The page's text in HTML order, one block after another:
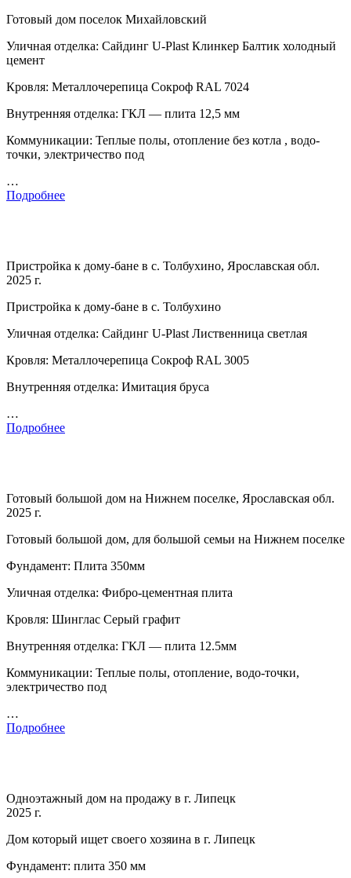
Готовый дом поселок Михайловский
Уличная отделка: Сайдинг U-Plast Клинкер Балтик холодный
цемент
Кровля: Металлочерепица Сокроф RAL 7024
Внутренняя отделка: ГКЛ — плита 12,5 мм
Коммуникации: Теплые полы, отопление без котла , водо-
точки, электричество под
…
Подробнее
Пристройка к дому-бане в с. Толбухино, Ярославская обл.
2025 г.
Пристройка к дому-бане в с. Толбухино
Уличная отделка: Сайдинг U-Plast Лиственница светлая
Кровля: Металлочерепица Сокроф RAL 3005
Внутренняя отделка: Имитация бруса
…
Подробнее
Готовый большой дом на Нижнем поселке, Ярославская обл.
2025 г.
Готовый большой дом, для большой семьи на Нижнем поселке
Фундамент: Плита 350мм
Уличная отделка: Фибро-цементная плита
Кровля: Шинглас Серый графит
Внутренняя отделка: ГКЛ — плита 12.5мм
Коммуникации: Теплые полы, отопление, водо-точки,
электричество под
…
Подробнее
Одноэтажный дом на продажу в г. Липецк
2025 г.
Дом который ищет своего хозяина в г. Липецк
Фундамент: плита 350 мм